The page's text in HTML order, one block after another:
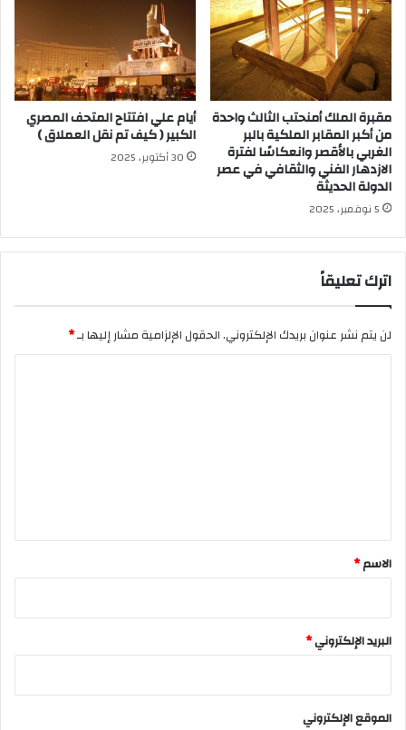
مقبرة الملك أمنحتب الثالث واحدة
من أكبر المقابر الملكية بالبر
الغربي بالأقصر وانعكاسًا لفترة
الازدهار الفني والثقافي في عصر
الدولة الحديثة
5 نوفمبر، 2025
أيام علي افتتاح المتحف المصري
الكبير ( كيف تم نقل العملاق )
30 أكتوبر، 2025
اترك تعليقاً
لن يتم نشر عنوان بريدك الإلكتروني.الحقول الإلزامية مشار إليها بـ*
*
الاسم*
البريد الإلكتروني*
الموقع الإلكتروني